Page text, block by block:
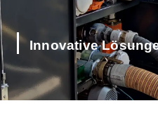
Innovative